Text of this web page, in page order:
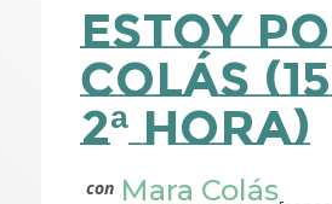
Estoy
Colás
2ª hora)
con Mara Colás